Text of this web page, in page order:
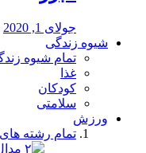
جولای 1, 2020
شیوه زندگی
تمام شیوه
غذا
کودکان
سلامتی
ورزش
تمام رشته